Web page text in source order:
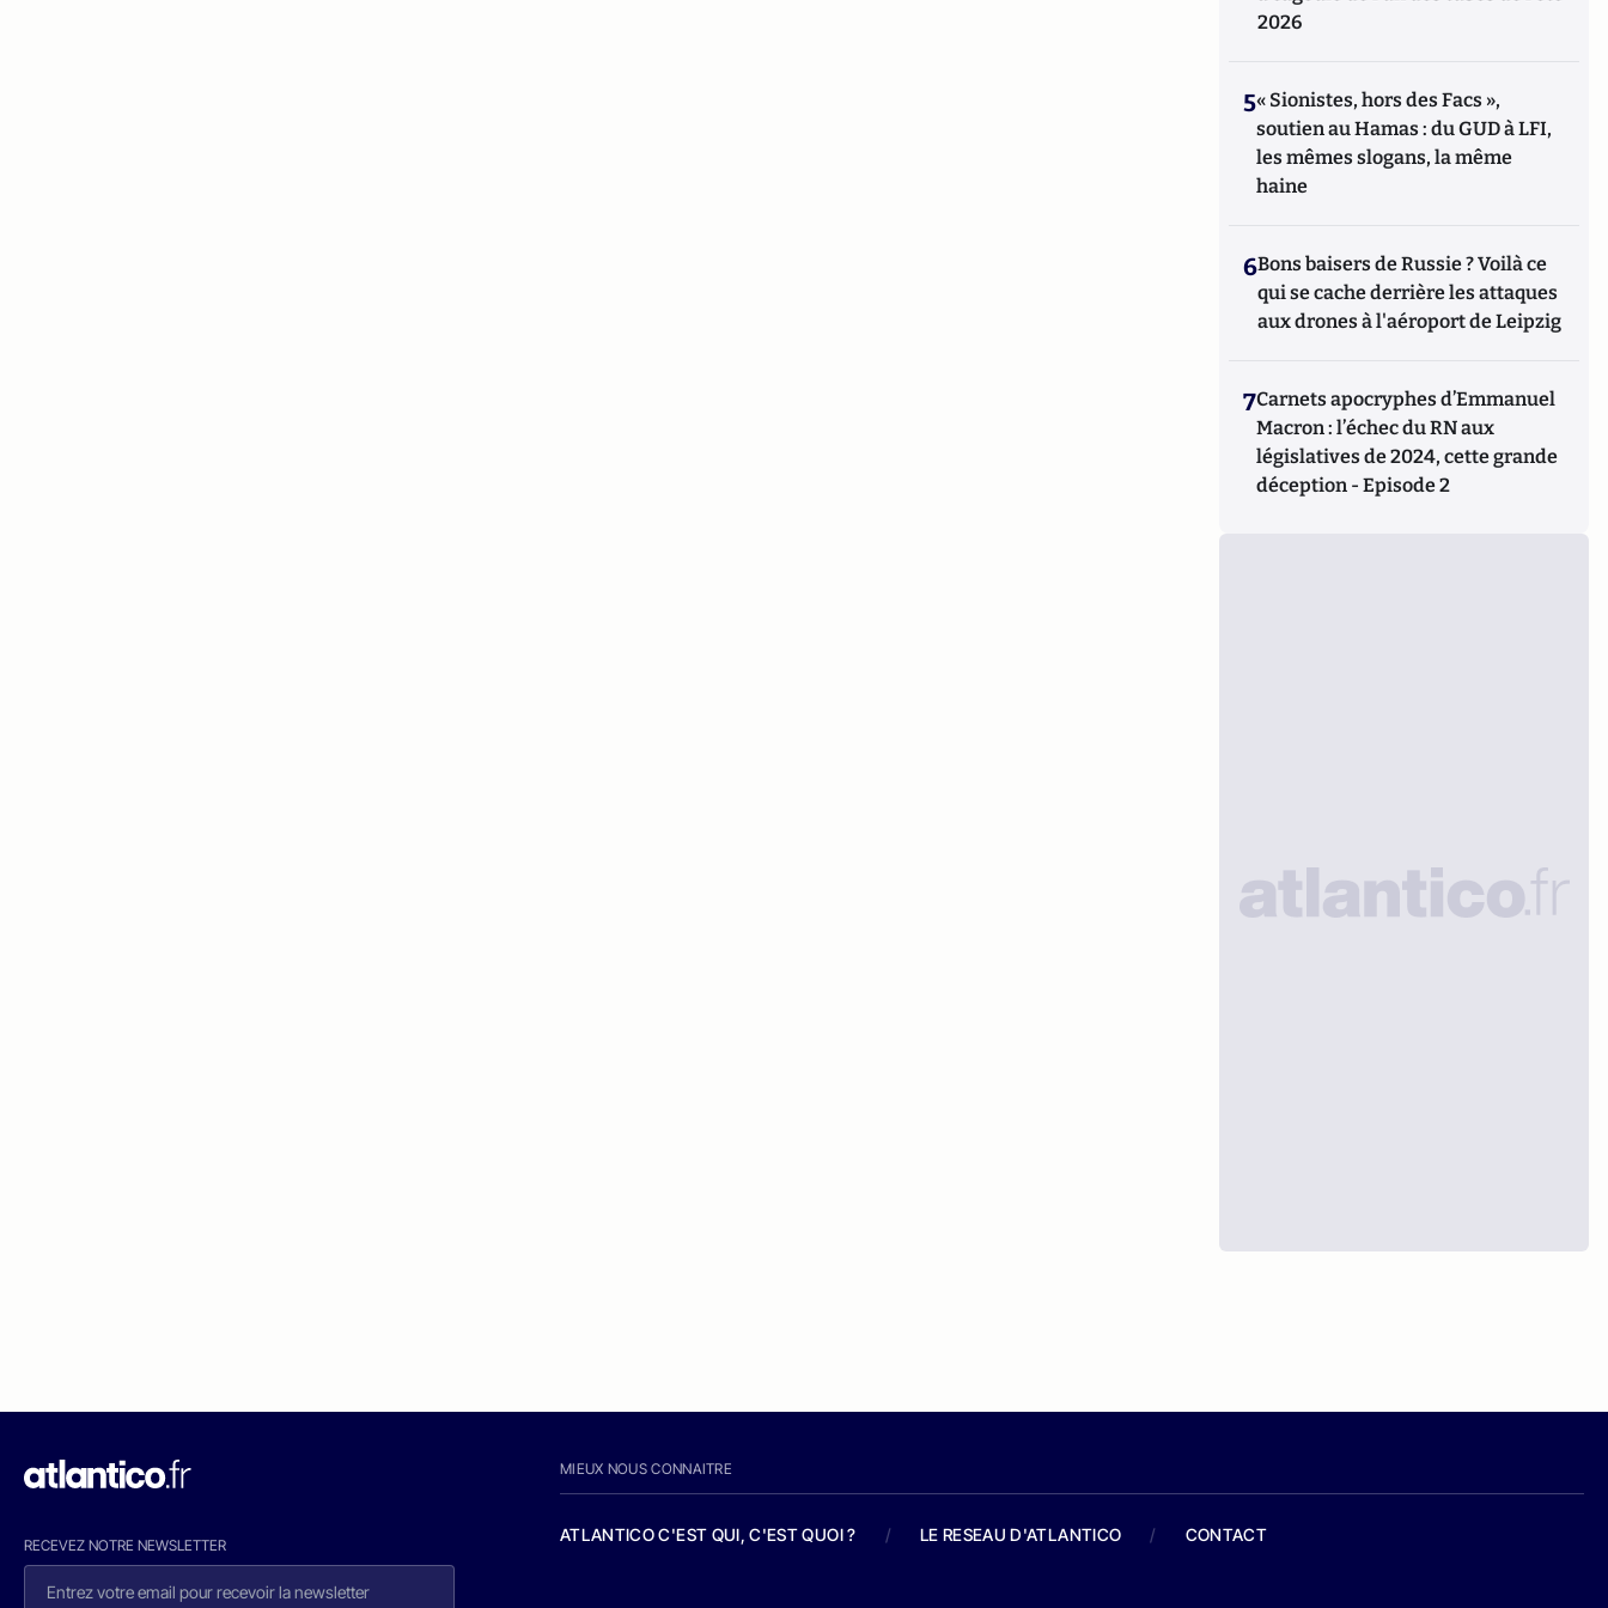
2026
5« Sionistes, hors des Facs »,
soutien au Hamas : du GUD à LFI,
les mêmes slogans, la même
haine
6Bons baisers de Russie ? Voilà ce
qui se cache derrière les attaques
aux drones à l'aéroport de Leipzig
7Carnets apocryphes d’Emmanuel
Macron : l’échec du RN aux
législatives de 2024, cette grande
déception - Episode 2
RECEVEZ NOTRE NEWSLETTER
MIEUX NOUS CONNAITRE
ATLANTICO C'EST QUI, C'EST QUOI ? / LE RESEAU D'ATLANTICO / CONTACT